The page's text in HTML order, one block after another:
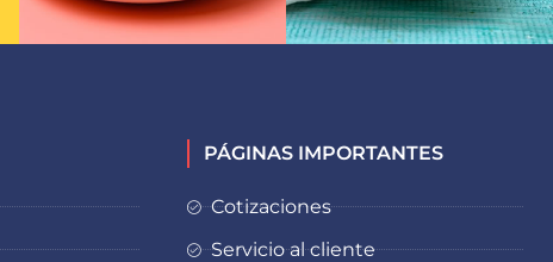
PÁGINAS IMPORTANTES
Cotizaciones
Servicio al cliente